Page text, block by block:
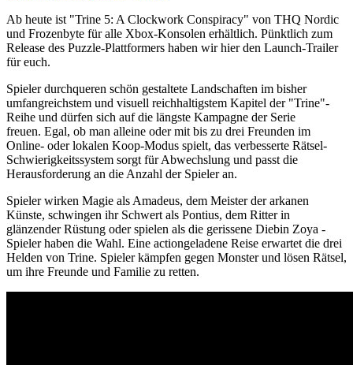
Ab heute ist "Trine 5: A Clockwork Conspiracy" von THQ Nordic
und Frozenbyte für alle Xbox-Konsolen erhältlich. Pünktlich zum
Release des Puzzle-Plattformers haben wir hier den Launch-Trailer
für euch.
Spieler durchqueren schön gestaltete Landschaften im bisher
umfangreichstem und visuell reichhaltigstem Kapitel der "Trine"-
Reihe und dürfen sich auf die längste Kampagne der Serie
freuen. Egal, ob man alleine oder mit bis zu drei Freunden im
Online- oder lokalen Koop-Modus spielt, das verbesserte Rätsel-
Schwierigkeitssystem sorgt für Abwechslung und passt die
Herausforderung an die Anzahl der Spieler an.
Spieler wirken Magie als Amadeus, dem Meister der arkanen
Künste, schwingen ihr Schwert als Pontius, dem Ritter in
glänzender Rüstung oder spielen als die gerissene Diebin Zoya -
Spieler haben die Wahl. Eine actiongeladene Reise erwartet die drei
Helden von Trine. Spieler kämpfen gegen Monster und lösen Rätsel,
um ihre Freunde und Familie zu retten.